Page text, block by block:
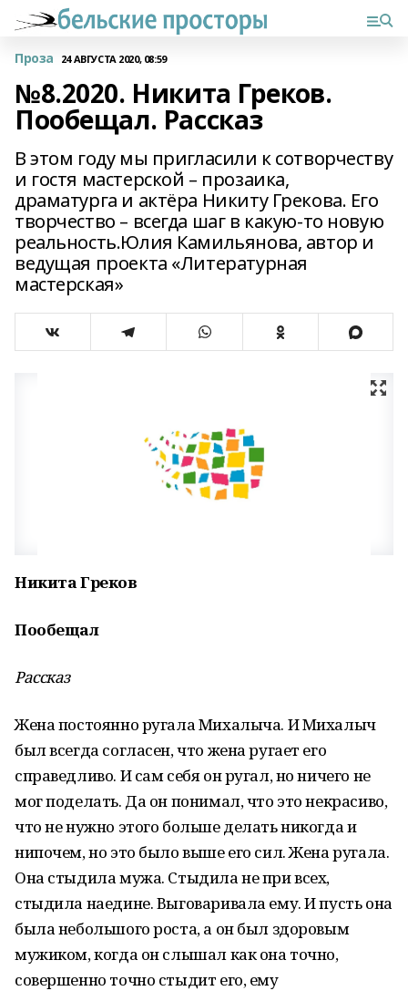
Проза 24 АВГУСТА 2020, 08:59
№8.2020. Никита Греков.
Пообещал. Рассказ
В этом году мы пригласили к сотворчеству
и гостя мастерской – прозаика,
драматурга и актёра Никиту Грекова. Его
творчество – всегда шаг в какую-то новую
реальность.Юлия Камильянова, автор и
ведущая проекта «Литературная
мастерская»
Никита Греков
Пообещал
Рассказ
Жена постоянно ругала Михалыча. И Михалыч
был всегда согласен, что жена ругает его
справедливо. И сам себя он ругал, но ничего не
мог поделать. Да он понимал, что это некрасиво,
что не нужно этого больше делать никогда и
нипочем, но это было выше его сил. Жена ругала.
Она стыдила мужа. Стыдила не при всех,
стыдила наедине. Выговаривала ему. И пусть она
была небольшого роста, а он был здоровым
мужиком, когда он слышал как она точно,
совершенно точно стыдит его, ему